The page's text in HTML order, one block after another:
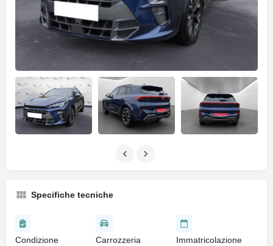
Specifiche tecniche
Condizione
Carrozzeria
Immatricolazione